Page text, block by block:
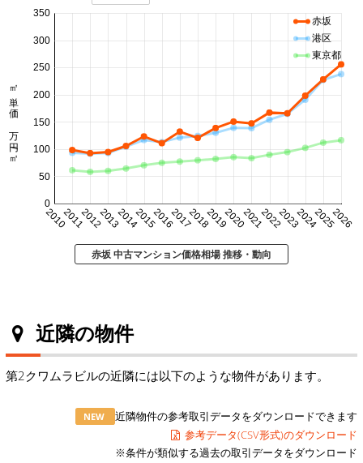
20102011201220132014201520162017201820192020202120222023202420252026
0
50
100
150
200
250
300
350
㎡単価 万円/㎡
赤坂
港区
東京都
赤坂 中古マンション価格相場 推移・動向
近隣の物件
第2クワムラビルの近隣には以下のような物件があります。
NEW
近隣物件の参考取引データをダウンロードできます
参考データ(CSV形式)のダウンロード
※条件が類似する過去の取引データをダウンロード